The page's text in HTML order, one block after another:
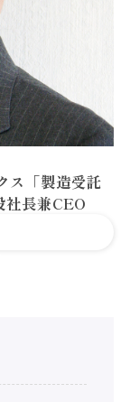
ス「製造受託
社長兼CEO